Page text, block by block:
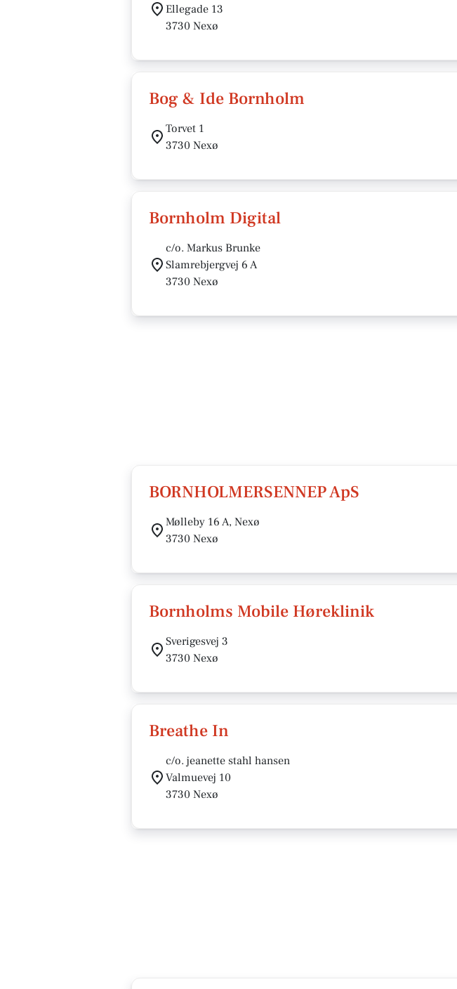
Ellegade 13
3730 Nexø
Bog & Ide Bornholm
Torvet 1
3730 Nexø
Bornholm Digital
c/o. Markus Brunke
Slamrebjergvej 6 A
3730 Nexø
BORNHOLMERSENNEP ApS
Mølleby 16 A, Nexø
3730 Nexø
Bornholms Mobile Høreklinik
Sverigesvej 3
3730 Nexø
Breathe In
c/o. jeanette stahl hansen
Valmuevej 10
3730 Nexø